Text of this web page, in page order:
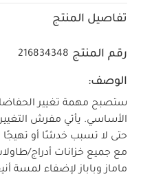
تفاصيل المنتج
رقم المنتج 216834348
الوصف:
ستصبح مهمة تغيير
الأساسي. يأتي مفرش
حتى لا تسبب خدشًا أو
مع جميع خزانات أدراج/
ماماز وباباز لإضفاء لمسة